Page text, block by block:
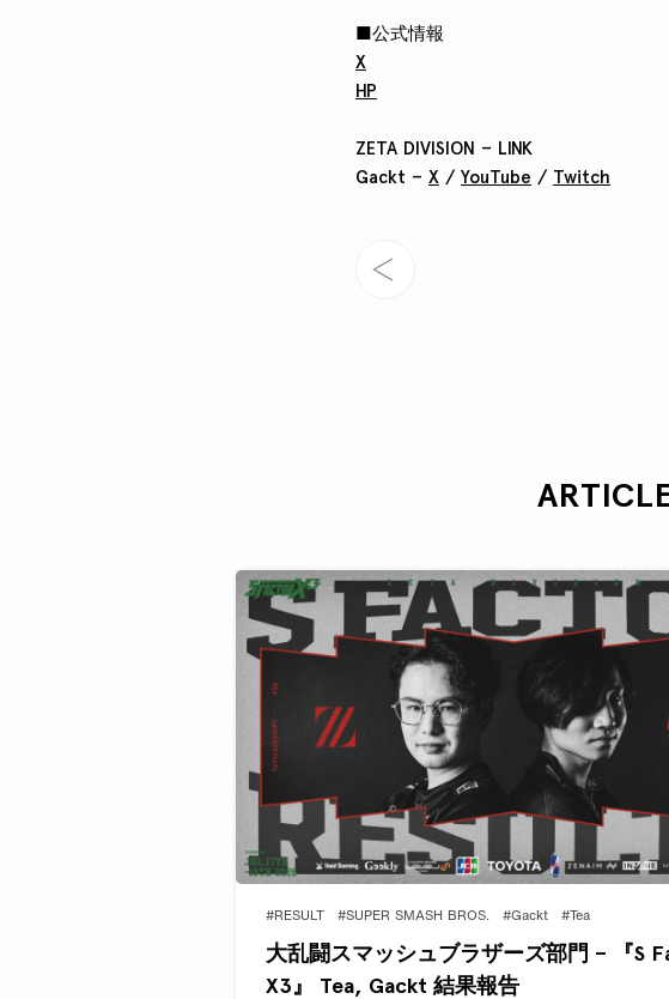
■公式情報
X
HP
ZETA DIVISION – LINK
Gackt – X / YouTube / Twitch
#RESULT #SUPER SMASH BROS. #Gackt #Tea
大乱闘スマッシュブラザーズ部門 – 『S
X3』 Tea, Gackt 結果報告